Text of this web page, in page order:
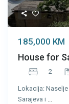
185,000 KM
House for
2
Lokacija:
Sarajeva i ...